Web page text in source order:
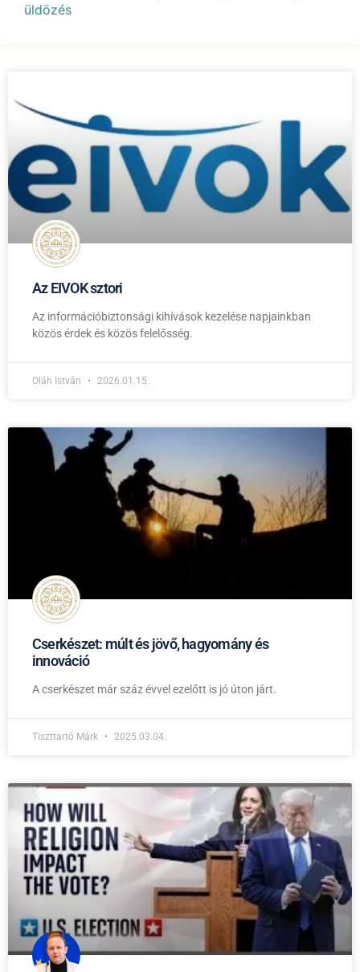
Az EIVOK sztori
Az információbiztonsági kihívások kezelése napjainkban
közös érdek és közös felelősség.
Oláh István 2026.01.15.
Cserkészet: múlt és jövő, hagyomány és
innováció
A cserkészet már száz évvel ezelőtt is jó úton járt.
Tiszttartó Márk 2025.03.04.
üldözés